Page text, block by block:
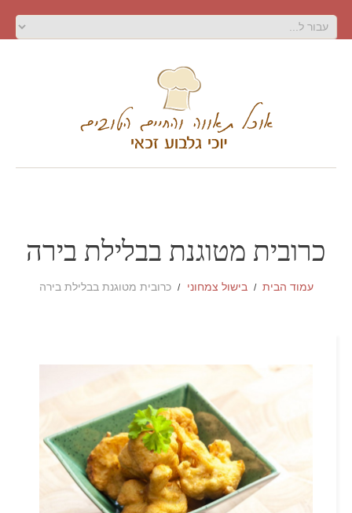
כרובית מטוגנת בבלילת בירה
עמוד הבית בישול צמחוני כרובית מטוגנת בבלילת בירה